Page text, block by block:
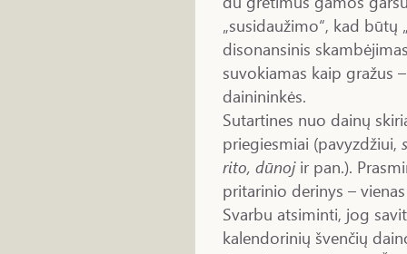
„susidaužimo“, kad būtų
disonansinis
suvokiamas kaip gražus
dainininkės.
Sutartines nuo dainų
priegiesmiai (pavyzdžiui,
rito, dūnojir pan.).
pritarinio derinys –
Svarbu atsiminti, jog
kalendorinių švenčių